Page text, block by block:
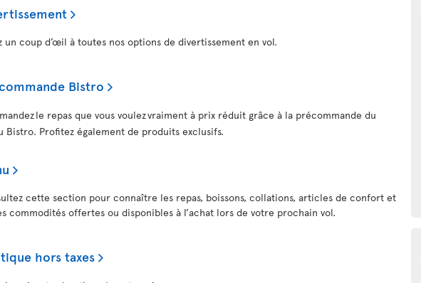
un coup d’œil à toutes nos options de divertissement en vol.
Bistro
le repas que vous voulez vraiment à prix réduit grâce à la précommande du
Bistro. Profitez également de produits exclusifs.
cette section pour connaître les repas, boissons, collations, articles de confort et
commodités offertes ou disponibles à l’achat lors de votre prochain vol.
hors taxes